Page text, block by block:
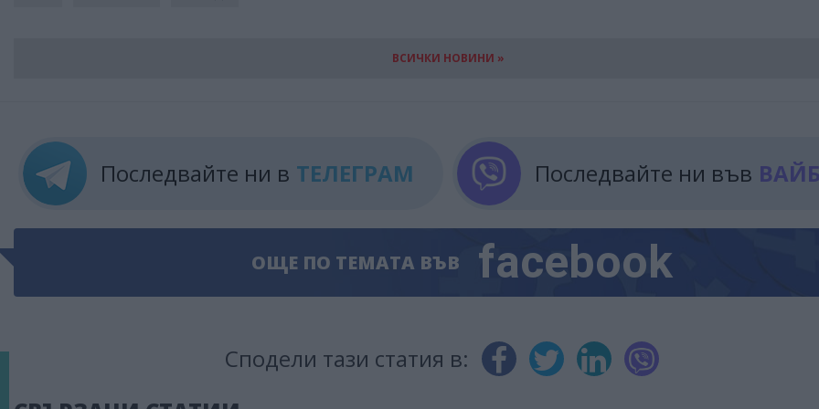
ВСИЧКИ НОВИНИ »
Последвайте ни в ТЕЛЕГРАМ Последвайте ни във
ОЩЕ ПО ТЕМАТА ВЪВ facebook
Сподели тази статия в: